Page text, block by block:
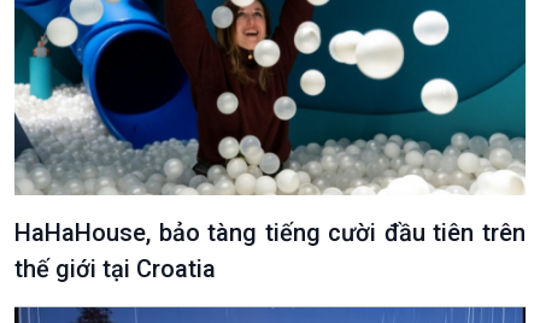
HaHaHouse, bảo tàng tiếng cười đầu tiên trên
thế giới tại Croatia